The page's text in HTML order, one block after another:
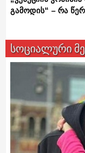
გამოდის“ – რა
სოციალური